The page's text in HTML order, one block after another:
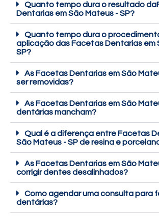
Quanto tempo dura o resultado
Dentarias em São Mateus - SP?
Quanto tempo dura o
aplicação das Facetas Dentarias em
SP?
As Facetas Dentarias em São
ser removidas?
As Facetas Dentarias em São
dentárias mancham?
Qual é a diferença entre Facetas
São Mateus - SP de resina e
As Facetas Dentarias em São
corrigir dentes desalinhados?
Como agendar uma consulta para
dentárias?